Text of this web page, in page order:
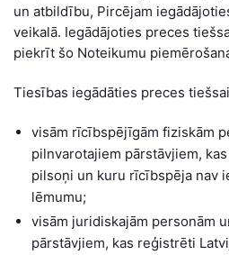
un atbildību, Pircējam
veikalā. Iegādājoties preces
piekrīt šo Noteikumu
Tiesības iegādāties preces
visām rīcībspējīgām fiziskām
pilnvarotajiem pārstāvjiem,
pilsoņi un kuru rīcībspēja nav
lēmumu;
visām juridiskajām personām
pārstāvjiem, kas reģistrēti